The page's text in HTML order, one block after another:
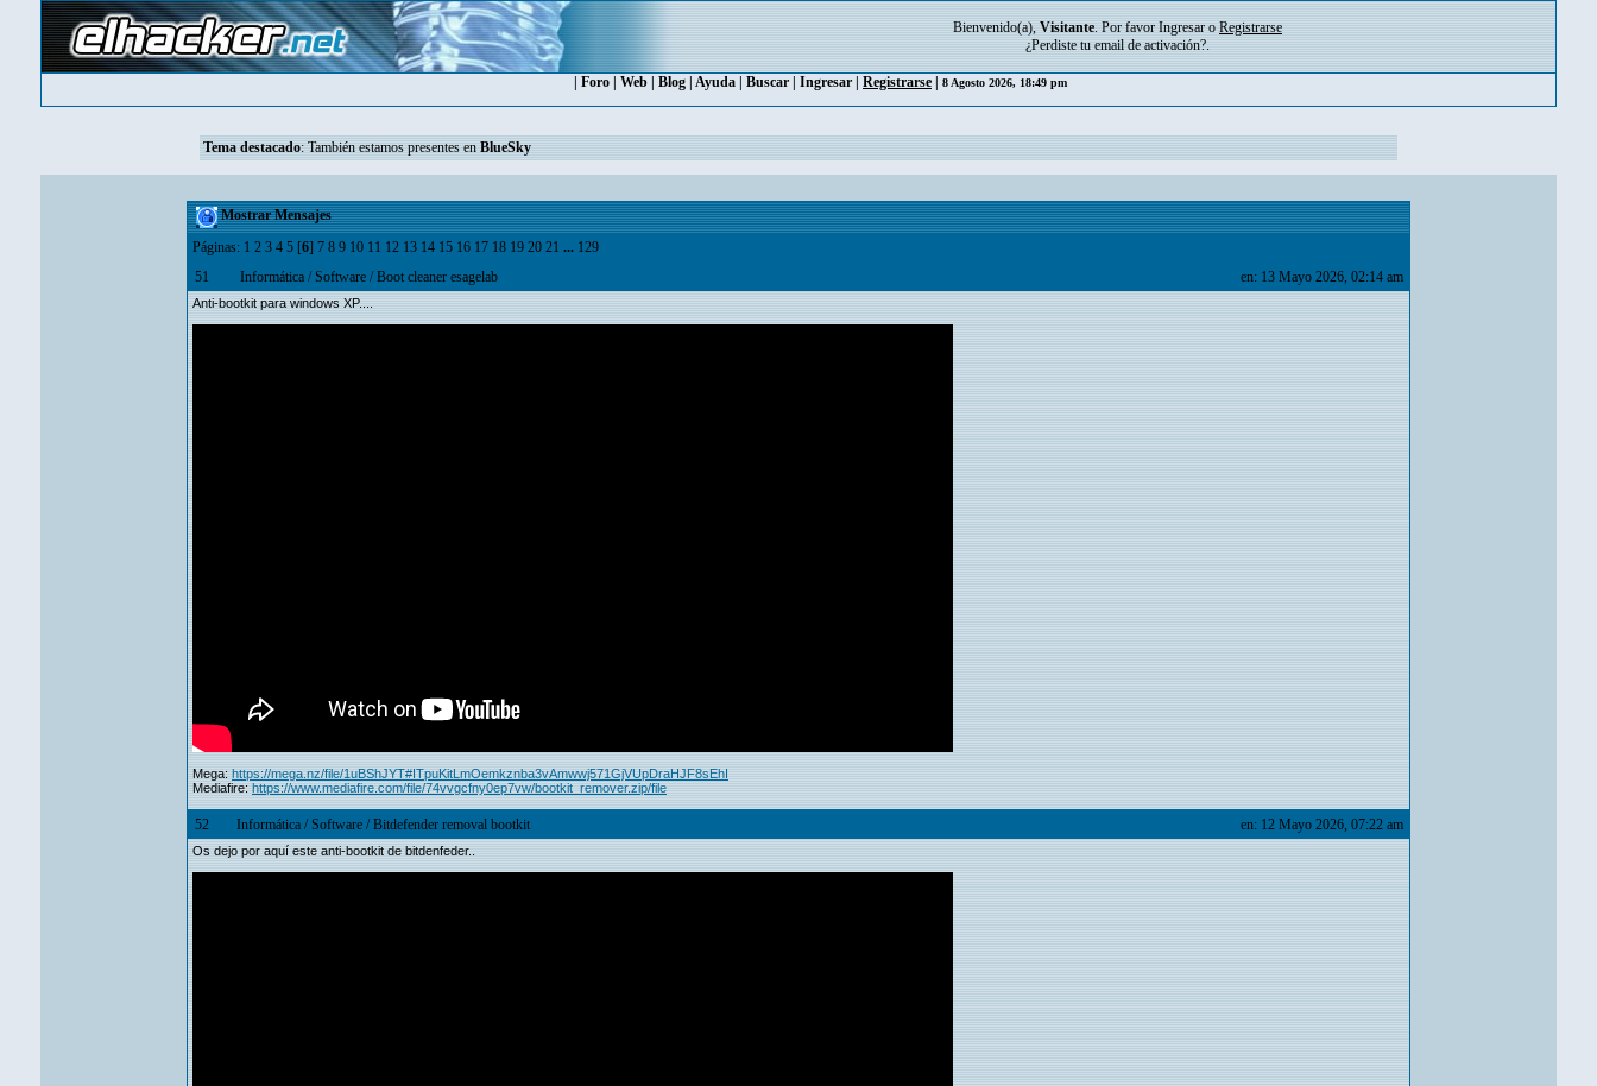
Bienvenido(a), Visitante. Por favor Ingresar o Registrarse
¿Perdiste tu email de activación?.
Foro Web Blog Ayuda Buscar Ingresar Registrarse 8 Agosto 2026, 18:49 pm
Tema destacado: También estamos presentes en BlueSky
Mostrar Mensajes
Páginas: 1 2 3 4 5 [6] 7 8 9 10 11 12 13 14 15 16 17 18 19 20 21 ... 129
51
Informática /Software /Boot cleaner esagelab en: 13 Mayo 2026, 02:14 am
Anti-bootkit para windows XP....
Mega: https://mega.nz/file/1uBShJYT#ITpuKitLmOemkznba3vAmwwj571GjVUpDraHJF8sEhI
Mediafire: https://www.mediafire.com/file/74vvgcfny0ep7vw/bootkit_remover.zip/file
52 Informática /Software /Bitdefender removal bootkit en: 12 Mayo 2026, 07:22 am
Os dejo por aquí este anti-bootkit de bitdenfeder..